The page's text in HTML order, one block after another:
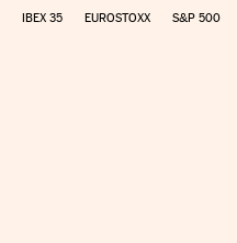
IBEX 35 EUROSTOXX S&P 500